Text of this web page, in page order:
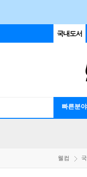
국내도서
빠른분야
웰컴